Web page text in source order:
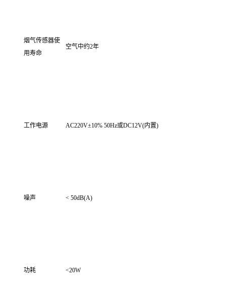
烟气传感器使
用寿命
空气中约2年
工作电源 AC220V±10% 50Hz或DC12V(内置)
噪声 < 50dB(A)
功耗 <20W